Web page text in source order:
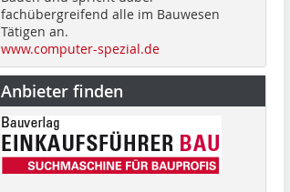
fachübergreifend alle im Bauwesen
Tätigen an.
www.computer-spezial.de
Anbieter finden